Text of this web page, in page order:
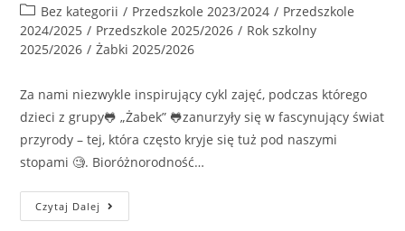
Bez kategorii / Przedszkole 2023/2024 / Przedszkole
2024/2025 / Przedszkole 2025/2026 / Rok szkolny
2025/2026 / Żabki 2025/2026
Za nami niezwykle inspirujący cykl zajęć, podczas którego
dzieci z grupy🐸 „Żabek” 🐸zanurzyły się w fascynujący świat
przyrody – tej, która często kryje się tuż pod naszymi
stopami 🧐. Bioróżnorodność…
Czytaj Dalej